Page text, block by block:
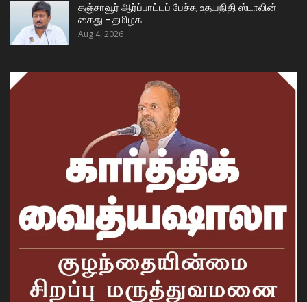
தஞ்சாவூர் ஆர்ப்பாட்டப் பேச்சு, உதயநிதி ஸ்டாலின்
கைது – தமிழக…
Aug 4, 2026